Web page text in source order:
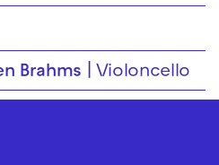
Brahms Violoncello